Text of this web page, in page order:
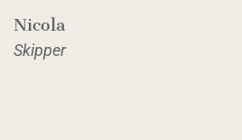
Nicola
Skipper